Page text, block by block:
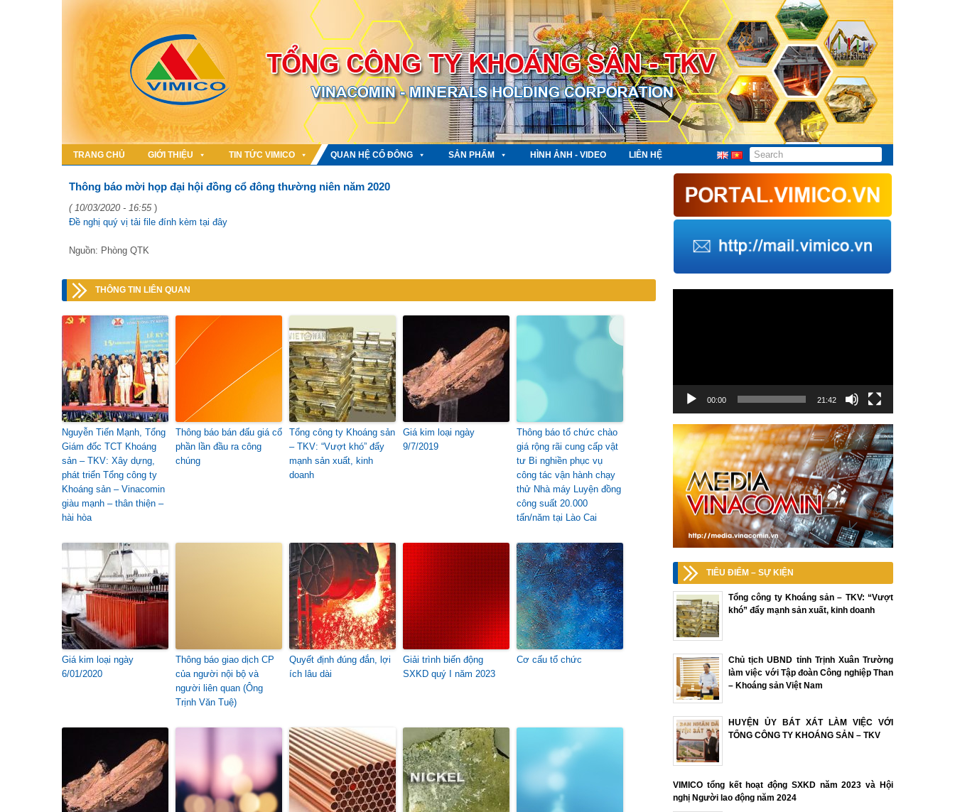
TRANG CHỦ GIỚI THIỆU TIN TỨC VIMICO QUAN HỆ CỔ ĐÔNG SẢN PHẨM HÌNH ẢNH - VIDEO LIÊN HỆ
Thông báo mời họp đại hội đồng cổ đông thường niên năm 2020
( 10/03/2020 - 16:55)
Đề nghị quý vị tải file đính kèm tại đây
Nguồn: Phòng QTK
THÔNG TIN LIÊN QUAN
Nguyễn Tiến Mạnh, Tổng
Giám đốc TCT Khoáng
sản – TKV: Xây dựng,
phát triển Tổng công ty
Khoáng sản – Vinacomin
giàu mạnh – thân thiện –
hài hòa
Thông báo bán đấu giá cổ
phần lần đầu ra công
chúng
Tổng công ty Khoáng sản
– TKV: “Vượt khó” đẩy
mạnh sản xuất, kinh
doanh
Giá kim loại ngày
9/7/2019
Thông báo tổ chức chào
giá rộng rãi cung cấp vật
tư Bi nghiền phục vụ
công tác vận hành chạy
thử Nhà máy Luyện đồng
công suất 20.000
tấn/năm tại Lào Cai
Giá kim loại ngày
6/01/2020
Thông báo giao dịch CP
của người nội bộ và
người liên quan (Ông
Trịnh Văn Tuệ)
Quyết định đúng đắn, lợi
ích lâu dài
Giải trình biến động
SXKD quý I năm 2023
Cơ cấu tổ chức
00:00 21:42
TIÊU ĐIỂM – SỰ KIỆN
Tổng công ty Khoáng sản – TKV: “Vượt
khó” đẩy mạnh sản xuất, kinh doanh
Chủ tịch UBND tỉnh Trịnh Xuân Trường
làm việc với Tập đoàn Công nghiệp Than
– Khoáng sản Việt Nam
HUYỆN ỦY BÁT XÁT LÀM VIỆC VỚI
TỔNG CÔNG TY KHOÁNG SẢN – TKV
VIMICO tổng kết hoạt động SXKD năm 2023 và Hội
nghị Người lao động năm 2024